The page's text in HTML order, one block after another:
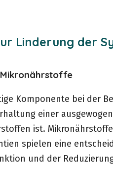
Linderung der
Komponente bei der
einer
ist.
spielen eine
und der